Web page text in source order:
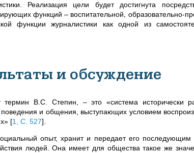
Реализация цели будет достигнута
функций – воспитательной, образовательно-
функции журналистики как одной из
и обсуждение
термин В.С. Степин, – это «система исторически
и общения, выступающих условием
[1, С. 527]
опыт, хранит и передает его
людей. Она имеет для общества такое же